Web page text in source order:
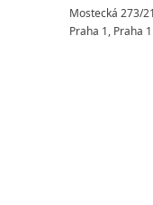
Mostecká 273/
Praha 1, Praha 1